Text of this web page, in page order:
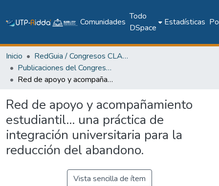
Comunidades
Todo
DSpace
Estadísticas
Inicio
RedGuia / Congresos CLABES
Publicaciones del Congreso Internacional CLABES
Red de apoyo y acompañamiento estudiantil… una práctica de integración universitaria para la reducción del abandono.
Red de apoyo y acompañamiento
estudiantil… una práctica de
integración universitaria para la
reducción del abandono.
Vista sencilla de ítem